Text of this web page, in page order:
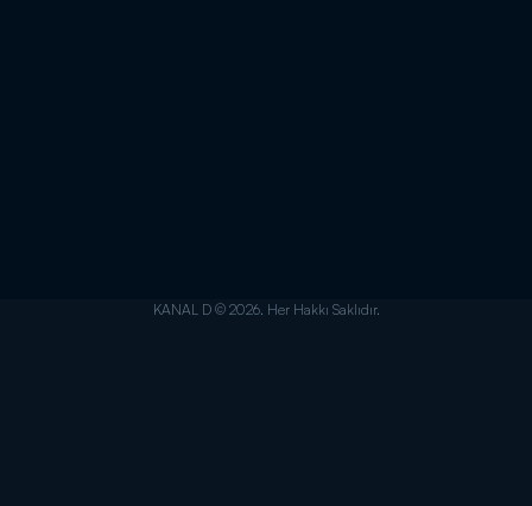
KANAL D © 2026. Her Hakkı Saklıdır.